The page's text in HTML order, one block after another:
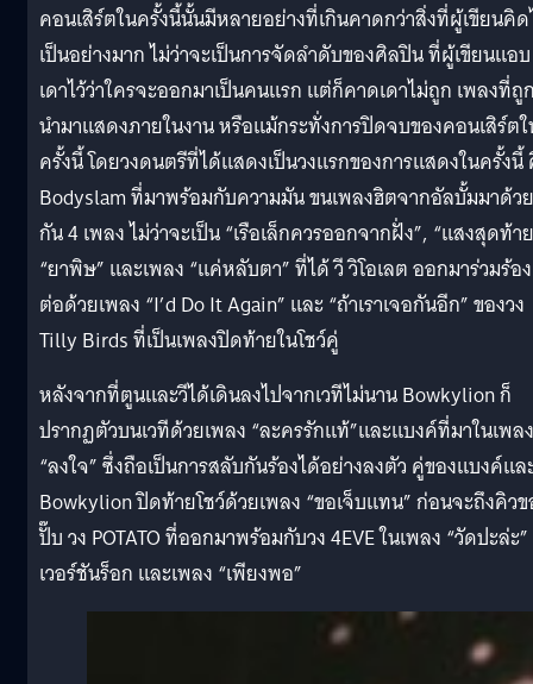
คอนเสิร์ตในครั้งนี้นั้นมีหลายอย่างที่เกินคาดกว่าสิ่งที่ผู้เขียนคิด
เป็นอย่างมาก ไม่ว่าจะเป็นการจัดลำดับของศิลปิน ที่ผู้เขียนแอบ
เดาไว้ว่าใครจะออกมาเป็นคนแรก แต่ก็คาดเดาไม่ถูก เพลงที่ถู
นำมาแสดงภายในงาน หรือแม้กระทั่งการปิดจบของคอนเสิร์ต
ครั้งนี้ โดยวงดนตรีที่ได้แสดงเป็นวงแรกของการแสดงในครั้งนี้
Bodyslam ที่มาพร้อมกับความมัน ขนเพลงฮิตจากอัลบั้มมาด้วย
กัน 4 เพลง ไม่ว่าจะเป็น “เรือเล็กควรออกจากฝั่ง”, “แสงสุดท้า
“ยาพิษ” และเพลง “แค่หลับตา” ที่ได้ วี วิโอเลต ออกมาร่วมร้อง
ต่อด้วยเพลง “I’d Do It Again” และ “ถ้าเราเจอกันอีก” ของวง
Tilly Birds ที่เป็นเพลงปิดท้ายในโชว์คู่
หลังจากที่ตูนและวีได้เดินลงไปจากเวทีไม่นาน Bowkylion ก็
ปรากฏตัวบนเวทีด้วยเพลง “ละครรักแท้”และแบงค์ที่มาในเพลง
“ลงใจ” ซึ่งถือเป็นการสลับกันร้องได้อย่างลงตัว คู่ของแบงค์แล
Bowkylion ปิดท้ายโชว์ด้วยเพลง “ขอเจ็บแทน” ก่อนจะถึงคิว
ปั๊บ วง POTATO ที่ออกมาพร้อมกับวง 4EVE ในเพลง “วัดปะล่ะ”
เวอร์ชันร็อก และเพลง “เพียงพอ”